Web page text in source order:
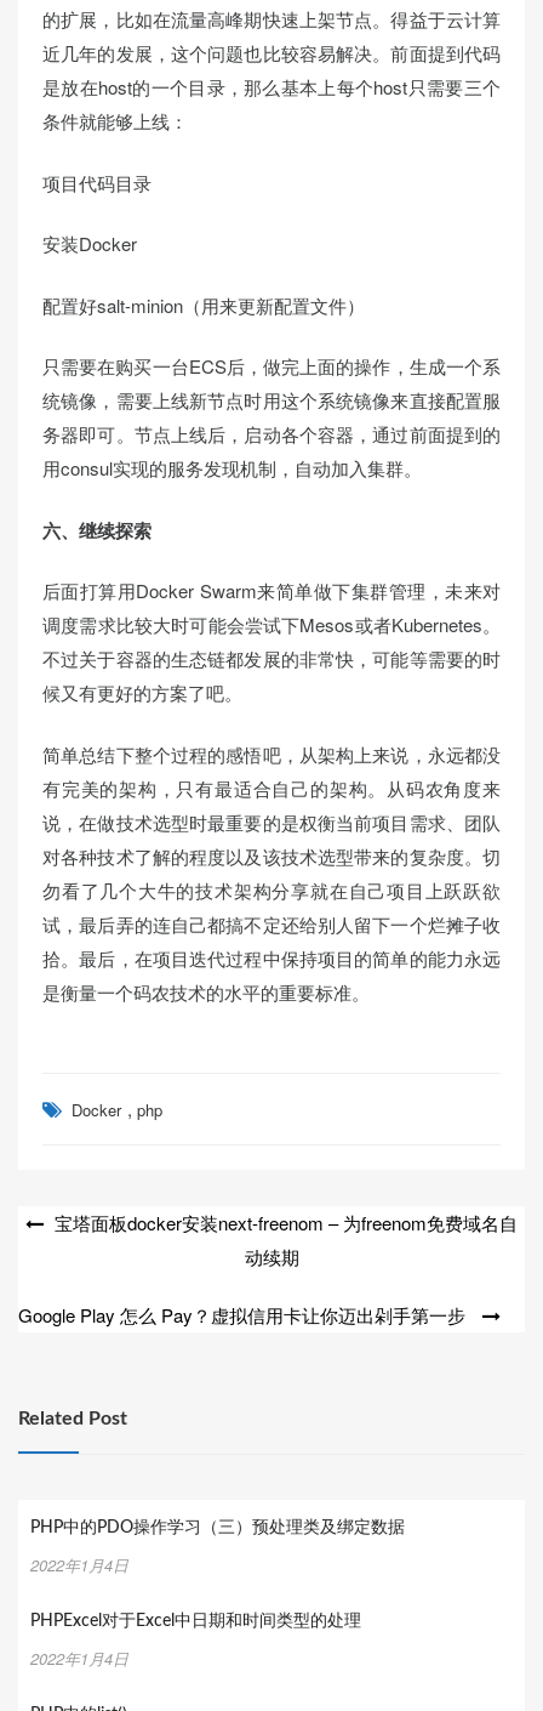
的扩展，比如在流量高峰期快速上架节点。得益于云计算
近几年的发展，这个问题也比较容易解决。前面提到代码
是放在host的一个目录，那么基本上每个host只需要三个
条件就能够上线：
项目代码目录
安装Docker
配置好salt-minion（用来更新配置文件）
只需要在购买一台ECS后，做完上面的操作，生成一个系
统镜像，需要上线新节点时用这个系统镜像来直接配置服
务器即可。节点上线后，启动各个容器，通过前面提到的
用consul实现的服务发现机制，自动加入集群。
六、继续探索
后面打算用Docker Swarm来简单做下集群管理，未来对
调度需求比较大时可能会尝试下Mesos或者Kubernetes。
不过关于容器的生态链都发展的非常快，可能等需要的时
候又有更好的方案了吧。
简单总结下整个过程的感悟吧，从架构上来说，永远都没
有完美的架构，只有最适合自己的架构。从码农角度来
说，在做技术选型时最重要的是权衡当前项目需求、团队
对各种技术了解的程度以及该技术选型带来的复杂度。切
勿看了几个大牛的技术架构分享就在自己项目上跃跃欲
试，最后弄的连自己都搞不定还给别人留下一个烂摊子收
拾。最后，在项目迭代过程中保持项目的简单的能力永远
是衡量一个码农技术的水平的重要标准。
Docker , php
文 宝塔面板docker安装next-freenom – 为freenom免费域名自
动续期
Google Play 怎么 Pay？虚拟信用卡让你迈出剁手第一步
Related Post
PHP中的PDO操作学习（三）预处理类及绑定数据
2022年1月4日
PHPExcel对于Excel中日期和时间类型的处理
2022年1月4日